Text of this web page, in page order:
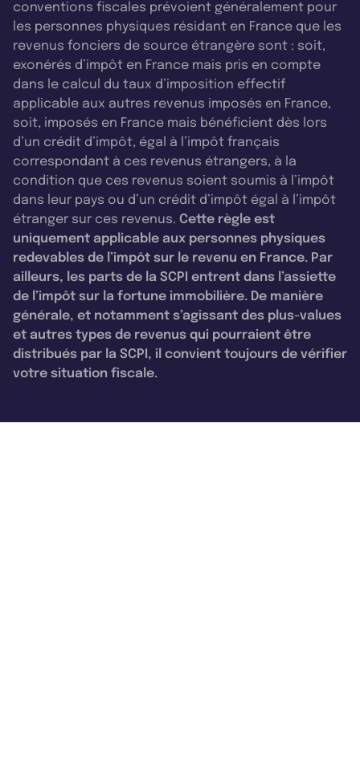
conventions fiscales prévoient généralement pour
les personnes physiques résidant en France que les
revenus fonciers de source étrangère sont : soit,
exonérés d’impôt en France mais pris en compte
dans le calcul du taux d’imposition effectif
applicable aux autres revenus imposés en France,
soit, imposés en France mais bénéficient dès lors
d’un crédit d’impôt, égal à l’impôt français
correspondant à ces revenus étrangers, à la
condition que ces revenus soient soumis à l’impôt
dans leur pays ou d’un crédit d’impôt égal à l’impôt
étranger sur ces revenus. Cette règle est
uniquement applicable aux personnes physiques
redevables de l’impôt sur le revenu en France. Par
ailleurs, les parts de la SCPI entrent dans l’assiette
de l’impôt sur la fortune immobilière. De manière
générale, et notamment s’agissant des plus-values
et autres types de revenus qui pourraient être
distribués par la SCPI, il convient toujours de vérifier
votre situation fiscale.